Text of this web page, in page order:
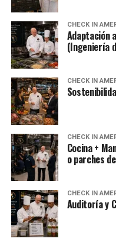
CHECK IN
Adaptación
(Ingeniería
CHECK IN
CHECK IN
Cocina +
o parches
CHECK IN
Auditoría y